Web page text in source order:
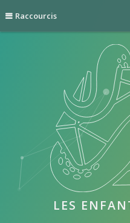
Raccourcis
LES